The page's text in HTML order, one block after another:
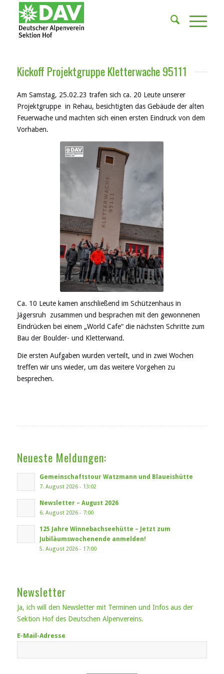
Kickoff Projektgruppe Kletterwache 95111
Am Samstag, 25.02.23 trafen sich ca. 20 Leute unserer
Projektgruppe in Rehau, besichtigten das Gebäude der alten
Feuerwache und machten sich einen ersten Eindruck von dem
Vorhaben.
Ca. 10 Leute kamen anschließend im Schützenhaus in
Jägersruh zusammen und besprachen mit den gewonnenen
Eindrücken bei einem „World Cafe“ die nächsten Schritte zum
Bau der Boulder- und Kletterwand.
Die ersten Aufgaben wurden verteilt, und in zwei Wochen
treffen wir uns wieder, um das weitere Vorgehen zu
besprechen.
Neueste Meldungen:
Gemeinschaftstour Watzmann und Blaueishütte
7. August 2026 - 13:02
Newsletter – August 2026
6. August 2026 - 7:00
125 Jahre Winnebachseehütte – Jetzt zum
Jubiläumswochenende anmelden!
5. August 2026 - 17:00
Newsletter
Ja, ich will den Newsletter mit Terminen und Infos aus der
Sektion Hof des Deutschen Alpenvereins.
E-Mail-Adresse